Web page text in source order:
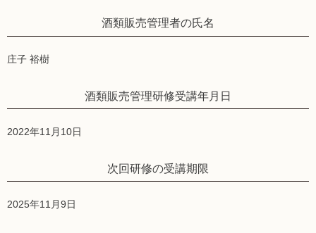
酒類販売管理者の氏名
庄子 裕樹
酒類販売管理研修受講年月日
2022年11月10日
次回研修の受講期限
2025年11月9日